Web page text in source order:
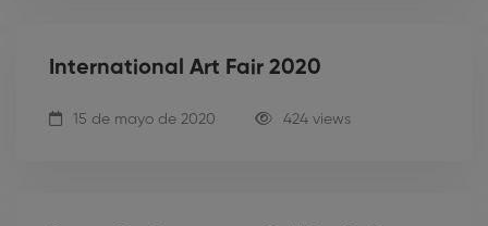
International Art Fair 2020
15 de mayo de 2020 424 views